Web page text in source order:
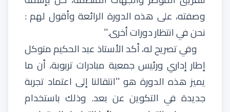
وصفته، على هذه الدورة الرائعة وأقول لهم:
نحنفيانتظاردوراتأخرى.''
وفيتصريحله،أكدالأستاذ عبدالحكيممتوكل
إطار إداري ورئيس جمعية مبادرات تربوبة، أن ما
يميز هذه الدورة هو ''انتقالنا إلى اعتماد تجربة
جديدة في التكوين عن بعد. وذلك باستخدام